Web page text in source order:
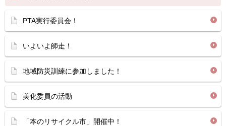
PTA実行委員会！
いよいよ師走！
地域防災訓練に参加しました！
美化委員の活動
「本のリサイクル市」開催中！